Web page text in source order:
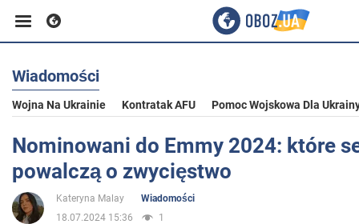
Biznes
Sport
Rozrywka
Wiadomości
Wojna Na Ukrainie Kontratak AFU Pomoc Wojskowa Dla
Nominowani do Emmy 2024: które
powalczą o zwycięstwo
Kateryna Malay
Wiadomości
18.07.2024 15:36
1